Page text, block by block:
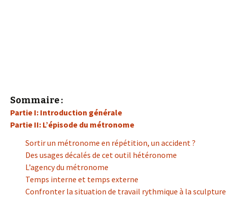
Sommaire :
Partie I: Introduction générale
Partie II: L’épisode du métronome
Sortir un métronome en répétition, un accident ?
Des usages décalés de cet outil hétéronome
L’agency du métronome
Temps interne et temps externe
Confronter la situation de travail rythmique à la sculpture